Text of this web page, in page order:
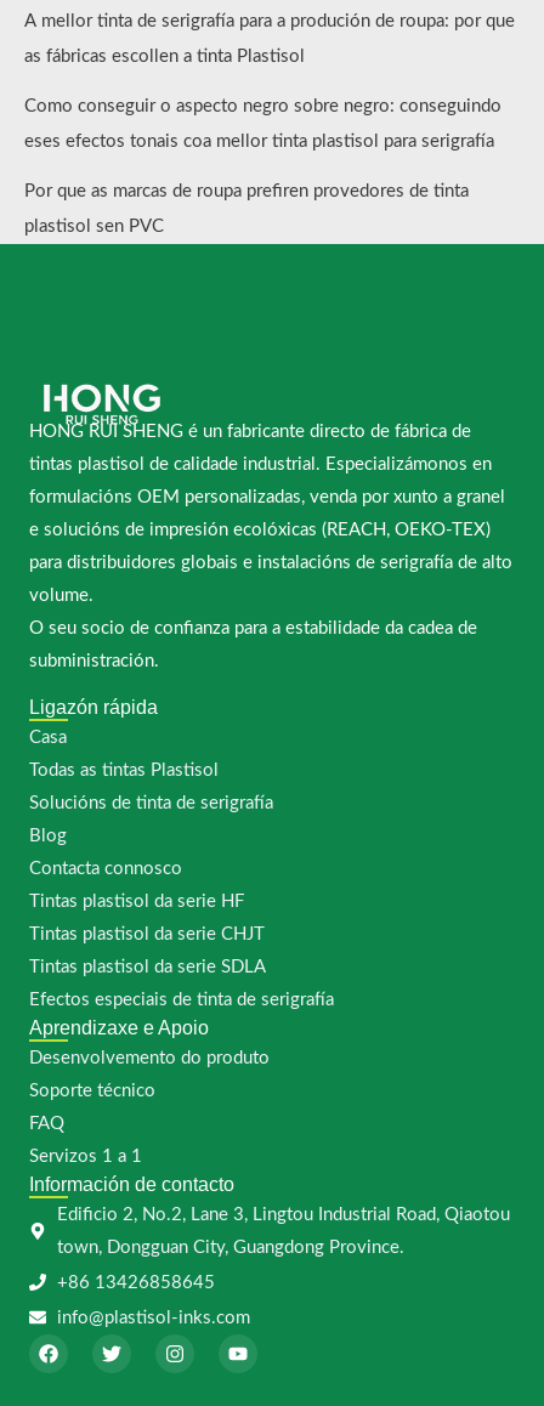
A mellor tinta de serigrafía para a produción de roupa: por que
as fábricas escollen a tinta Plastisol
Como conseguir o aspecto negro sobre negro: conseguindo
eses efectos tonais coa mellor tinta plastisol para serigrafía
Por que as marcas de roupa prefiren provedores de tinta
plastisol sen PVC
HONG RUI SHENG é un fabricante directo de fábrica de
tintas plastisol de calidade industrial. Especializámonos en
formulacións OEM personalizadas, venda por xunto a granel
e solucións de impresión ecolóxicas (REACH, OEKO-TEX)
para distribuidores globais e instalacións de serigrafía de alto
volume.
O seu socio de confianza para a estabilidade da cadea de
subministración.
Ligazón rápida
Casa
Todas as tintas Plastisol
Solucións de tinta de serigrafía
Blog
Contacta connosco
Tintas plastisol da serie HF
Tintas plastisol da serie CHJT
Tintas plastisol da serie SDLA
Efectos especiais de tinta de serigrafía
Aprendizaxe e Apoio
Desenvolvemento do produto
Soporte técnico
FAQ
Servizos 1 a 1
Información de contacto
Edificio 2, No.2, Lane 3, Lingtou Industrial Road, Qiaotou
town, Dongguan City, Guangdong Province.
+86 13426858645
info@plastisol-inks.com
F
a
T
w
I
n
Y
o